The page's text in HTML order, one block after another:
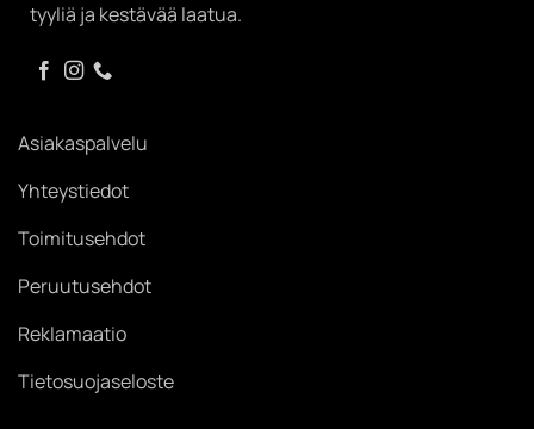
tyyliä ja kestävää laatua.
Asiakaspalvelu
Yhteystiedot
Toimitusehdot
Peruutusehdot
Reklamaatio
Tietosuojaseloste